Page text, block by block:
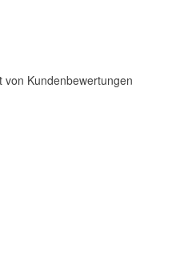
Kundenbewertungen